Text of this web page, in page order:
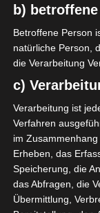
ausgetragen
Für die
Gordon
benötigen wir
Google
verarbeitet
Google
b)
Betroffene Person
natürliche Person,
die Verarbeitung
c)
Verarbeitung ist
Verfahren
im
Erheben, das
Speicherung, die
das Abfragen, die
Übermittlung,